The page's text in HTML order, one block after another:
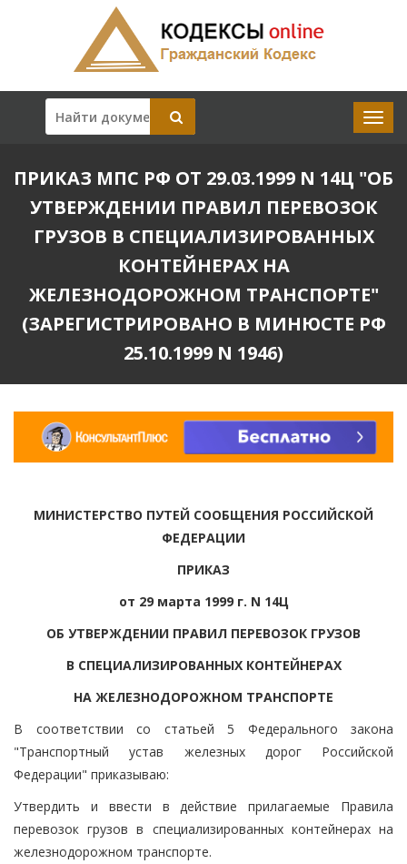
ПРИКАЗ МПС РФ ОТ 29.03.1999 N 14Ц "ОБ
УТВЕРЖДЕНИИ ПРАВИЛ ПЕРЕВОЗОК
ГРУЗОВ В СПЕЦИАЛИЗИРОВАННЫХ
КОНТЕЙНЕРАХ НА
ЖЕЛЕЗНОДОРОЖНОМ ТРАНСПОРТЕ"
(ЗАРЕГИСТРИРОВАНО В МИНЮСТЕ РФ
25.10.1999 N 1946)
МИНИСТЕРСТВО ПУТЕЙ СООБЩЕНИЯ РОССИЙСКОЙ
ФЕДЕРАЦИИ
ПРИКАЗ
от 29 марта 1999 г. N 14Ц
ОБ УТВЕРЖДЕНИИ ПРАВИЛ ПЕРЕВОЗОК ГРУЗОВ
В СПЕЦИАЛИЗИРОВАННЫХ КОНТЕЙНЕРАХ
НА ЖЕЛЕЗНОДОРОЖНОМ ТРАНСПОРТЕ
В соответствии со статьей 5 Федерального закона
"Транспортный устав железных дорог Российской
Федерации" приказываю:
Утвердить и ввести в действие прилагаемые Правила
перевозок грузов в специализированных контейнерах на
железнодорожном транспорте.